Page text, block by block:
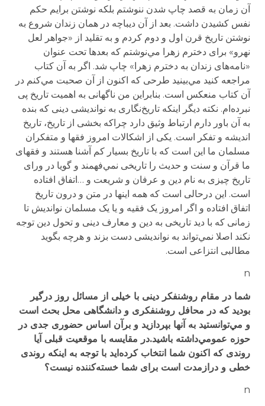
آن زمان به قصد چاپ شدن ننوشتم بلکه نوشتن برایم حکم
نفس کشیدن داشت. بعد از آن دیباچه در همان زندان شروع به
نوشتن تاریخ قرن اول و دوم کردم و به تقلید از «جواهر لعل
نهرو» برای دخترم زهرا مي‌نوشتم که بعدها تحت عنوان
«نامه‌های زندان به دخترم زهرا» چاپ شد. اگر به آن کتاب
مراجعه کنید مي‌بینید طرحی که اکنون از آن صحبت مي‌کنم در
آن کتاب منعکس است. بنابراین من ناگهانی به اهمیت تاریخ پی
نبرده‌ام. نکته دیگر اینکه تاریخ‌نگاری به نواندیشی دینی که بنده
به آن باور دارم ارتباط وثیق دارد چراکه بخشی از تاریخ، تاریخ
اندیشه و تفکر است. یکی از اشکالات امروز فقها و متفکران
مسلمان ما این است که با تاریخ بسیار کم آشنا هستند و فقهای
ما قرآن و سنت و حدیث را تاریخی نمي‌فهمند و گویا در ورای
تاریخ چیزی به نام دین و عرفان و شریعت و …اتفاق افتاده
است. این درحالی است که همه اینها در متن و درون تاریخ
اتفاق افتاده و اگر امروز یک فقیه و یا یک مسلمان نواندیش تا
زمانی که با دید تاریخی به دین و معارف دینی و تحول دین توجه
نکند اصلا نمي‌تواند به نواندیشی دست بزند و هرچه بگوید
مطالبی انتزاعی است.
n
شما در مقام روشنفکر دینی با خیلی از مسائل روز درگیر
بودید که در محافل روشنفکری و دانشگاهی محل بحث است
و مي‌توانستید به آنها بپردازید و برآن اساس حضوری جدی در
حوزه عمومي‌داشته باشید.در مقایسه با موقعیت قبلی آیا
روندی که اکنون شما انتخاب کرده‌اید با توجه به اینکه روندی
خطی و درازمدت است برای شما خسته‌کننده نیست؟
n